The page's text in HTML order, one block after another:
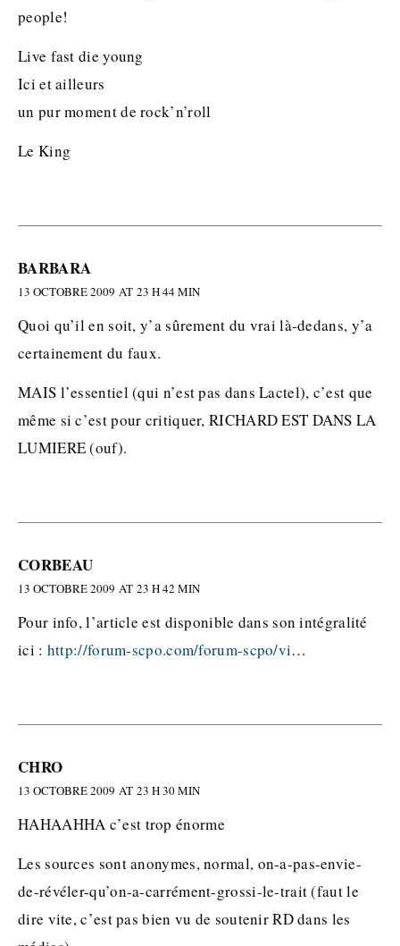
people!
Live fast die young
Ici et ailleurs
un pur moment de rock’n’roll
Le King
BARBARA
13 OCTOBRE 2009 AT 23 H 44 MIN
Quoi qu’il en soit, y’a sûrement du vrai là-dedans, y’a
certainement du faux.
MAIS l’essentiel (qui n’est pas dans Lactel), c’est que
même si c’est pour critiquer, RICHARD EST DANS LA
LUMIERE (ouf).
CORBEAU
13 OCTOBRE 2009 AT 23 H 42 MIN
Pour info, l’article est disponible dans son intégralité
ici : http://forum-scpo.com/forum-scpo/vi…
CHRO
13 OCTOBRE 2009 AT 23 H 30 MIN
HAHAAHHA c’est trop énorme
Les sources sont anonymes, normal, on-a-pas-envie-
de-révéler-qu’on-a-carrément-grossi-le-trait (faut le
dire vite, c’est pas bien vu de soutenir RD dans les